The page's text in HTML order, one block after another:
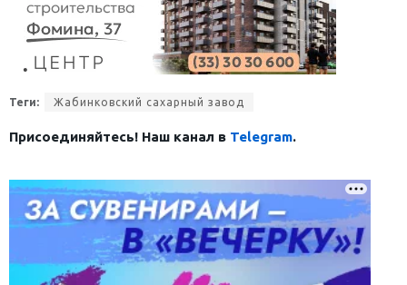
Теги: Жабинковский сахарный завод
Присоединяйтесь! Наш канал в Telegram.